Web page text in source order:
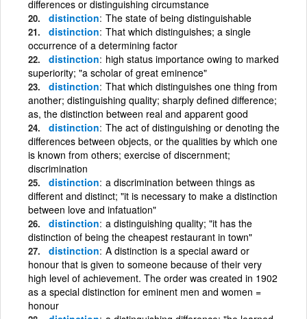
differences or distinguishing circumstance
distinction The state of being distinguishable
distinction That which distinguishes; a single
occurrence of a determining factor
distinction high status importance owing to marked
superiority; "a scholar of great eminence"
distinction That which distinguishes one thing from
another; distinguishing quality; sharply defined difference;
as, the distinction between real and apparent good
distinction The act of distinguishing or denoting the
differences between objects, or the qualities by which one
is known from others; exercise of discernment;
discrimination
distinction a discrimination between things as
different and distinct; "it is necessary to make a distinction
between love and infatuation"
distinction a distinguishing quality; "it has the
distinction of being the cheapest restaurant in town"
distinction A distinction is a special award or
honour that is given to someone because of their very
high level of achievement. The order was created in 1902
as a special distinction for eminent men and women =
honour